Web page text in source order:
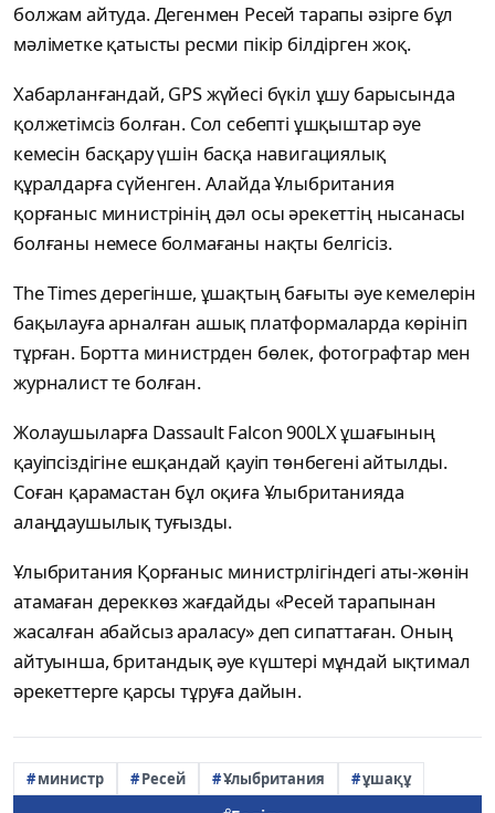
болжам айтуда. Дегенмен Ресей тарапы әзірге бұл
мәліметке қатысты ресми пікір білдірген жоқ.
Хабарланғандай, GPS жүйесі бүкіл ұшу барысында
қолжетімсіз болған. Сол себепті ұшқыштар әуе
кемесін басқару үшін басқа навигациялық
құралдарға сүйенген. Алайда Ұлыбритания
қорғаныс министрінің дәл осы әрекеттің нысанасы
болғаны немесе болмағаны нақты белгісіз.
The Times дерегінше, ұшақтың бағыты әуе кемелерін
бақылауға арналған ашық платформаларда көрініп
тұрған. Бортта министрден бөлек, фотографтар мен
журналист те болған.
Жолаушыларға Dassault Falcon 900LX ұшағының
қауіпсіздігіне ешқандай қауіп төнбегені айтылды.
Соған қарамастан бұл оқиға Ұлыбританияда
алаңдаушылық туғызды.
Ұлыбритания Қорғаныс министрлігіндегі аты-жөнін
атамаған дереккөз жағдайды «Ресей тарапынан
жасалған абайсыз араласу» деп сипаттаған. Оның
айтуынша, британдық әуе күштері мұндай ықтимал
әрекеттерге қарсы тұруға дайын.
министр Ресей Ұлыбритания ұшақұ